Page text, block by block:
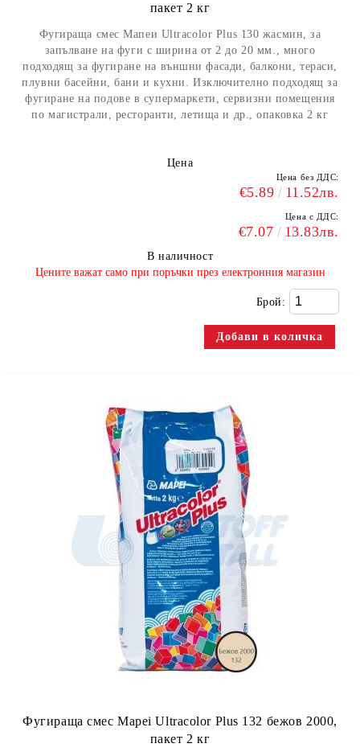
пакет 2 кг
Фугираща смес Мапеи Ultracolor Plus 130 жасмин, за
запълване на фуги с ширина от 2 до 20 мм., много
подходящ за фугиране на външни фасади, балкони, тераси,
плувни басейни, бани и кухни. Изключително подходящ за
фугиране на подове в супермаркети, сервизни помещения
по магистрали, ресторанти, летища и др., опаковка 2 кг
Цена
Цена без ДДС:
€5.89 11.52лв.
Цена с ДДС:
€7.07 13.83лв.
В наличност
​Цените важат само при поръчки през електронния магазин
Брой:
Фугираща смес Mapei Ultracolor Plus 132 бежов 2000,
пакет 2 кг